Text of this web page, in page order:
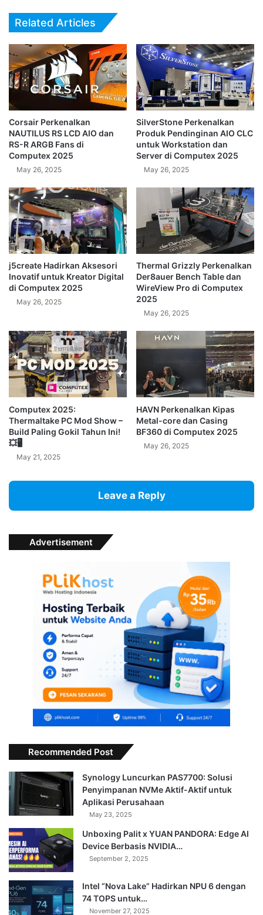
Related Articles
Corsair Perkenalkan
NAUTILUS RS LCD AIO dan
RS-R ARGB Fans di
Computex 2025
May 26, 2025
SilverStone Perkenalkan
Produk Pendinginan AIO CLC
untuk Workstation dan
Server di Computex 2025
May 26, 2025
j5create Hadirkan Aksesori
Inovatif untuk Kreator Digital
di Computex 2025
May 26, 2025
Thermal Grizzly Perkenalkan
Der8auer Bench Table dan
WireView Pro di Computex
2025
May 26, 2025
Computex 2025:
Thermaltake PC Mod Show –
Build Paling Gokil Tahun Ini!
💥🖥️
May 21, 2025
HAVN Perkenalkan Kipas
Metal-core dan Casing
BF360 di Computex 2025
May 26, 2025
Leave a Reply
Advertisement
Recommended Post
Synology Luncurkan PAS7700: Solusi
Penyimpanan NVMe Aktif-Aktif untuk
Aplikasi Perusahaan
May 23, 2025
Unboxing Palit x YUAN PANDORA: Edge AI
Device Berbasis NVIDIA…
September 2, 2025
Intel “Nova Lake” Hadirkan NPU 6 dengan
74 TOPS untuk…
November 27, 2025